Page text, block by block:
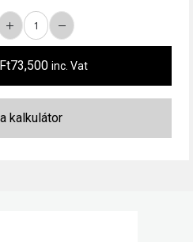
Ft73,500 inc. Vat